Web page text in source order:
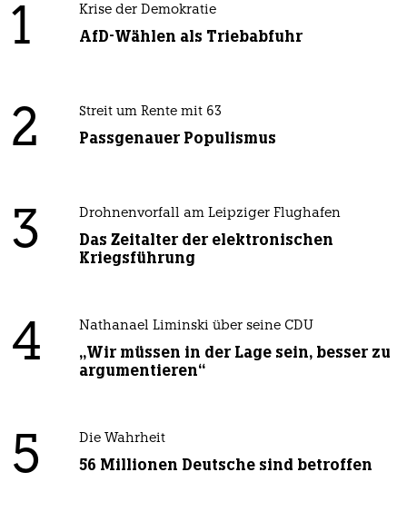
1 Krise der Demokratie
AfD-Wählen als Triebabfuhr
2 Streit um Rente mit 63
Passgenauer Populismus
3 Drohnenvorfall am Leipziger Flughafen
Das Zeitalter der elektronischen
Kriegsführung
4 Nathanael Liminski über seine CDU
„Wir müssen in der Lage sein, besser zu
argumentieren“
5 Die Wahrheit
56 Millionen Deutsche sind betroffen